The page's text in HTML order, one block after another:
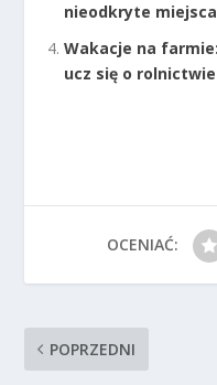
nieodkryte
Wakacje na
ucz się o rolnictwie
OCENIAĆ:
POPRZEDNI